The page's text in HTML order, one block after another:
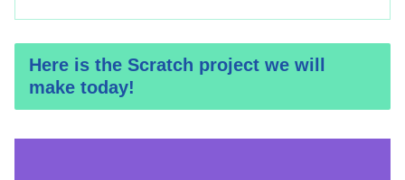
Here is the Scratch project we will
make today!